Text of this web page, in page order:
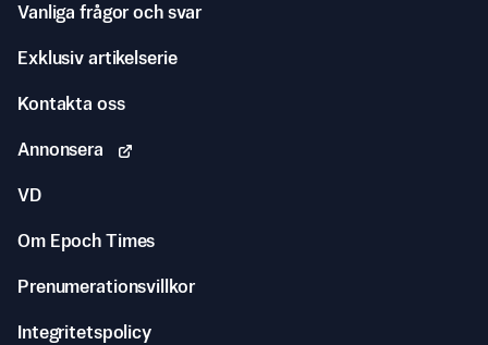
Vanliga frågor och svar
Exklusiv artikelserie
Kontakta oss
Annonsera
VD
Om Epoch Times
Prenumerationsvillkor
Integritetspolicy